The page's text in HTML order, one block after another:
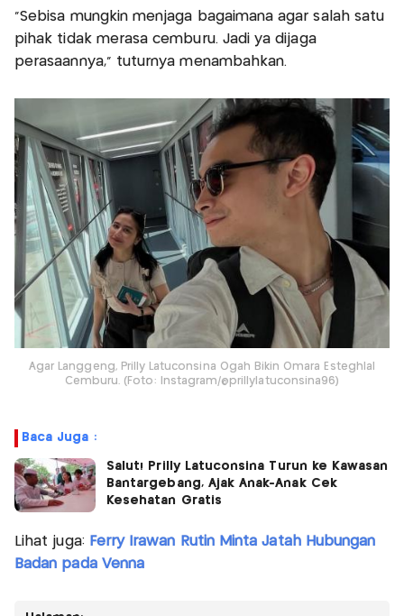
“Sebisa mungkin menjaga bagaimana agar salah satu
pihak tidak merasa cemburu. Jadi ya dijaga
perasaannya,” tuturnya menambahkan.
Agar Langgeng, Prilly Latuconsina Ogah Bikin Omara Esteghlal
Cemburu. (Foto: Instagram/@prillylatuconsina96)
Baca Juga :
Salut! Prilly Latuconsina Turun ke Kawasan
Bantargebang, Ajak Anak-Anak Cek
Kesehatan Gratis
Lihat juga: Ferry Irawan Rutin Minta Jatah Hubungan
Badan pada Venna